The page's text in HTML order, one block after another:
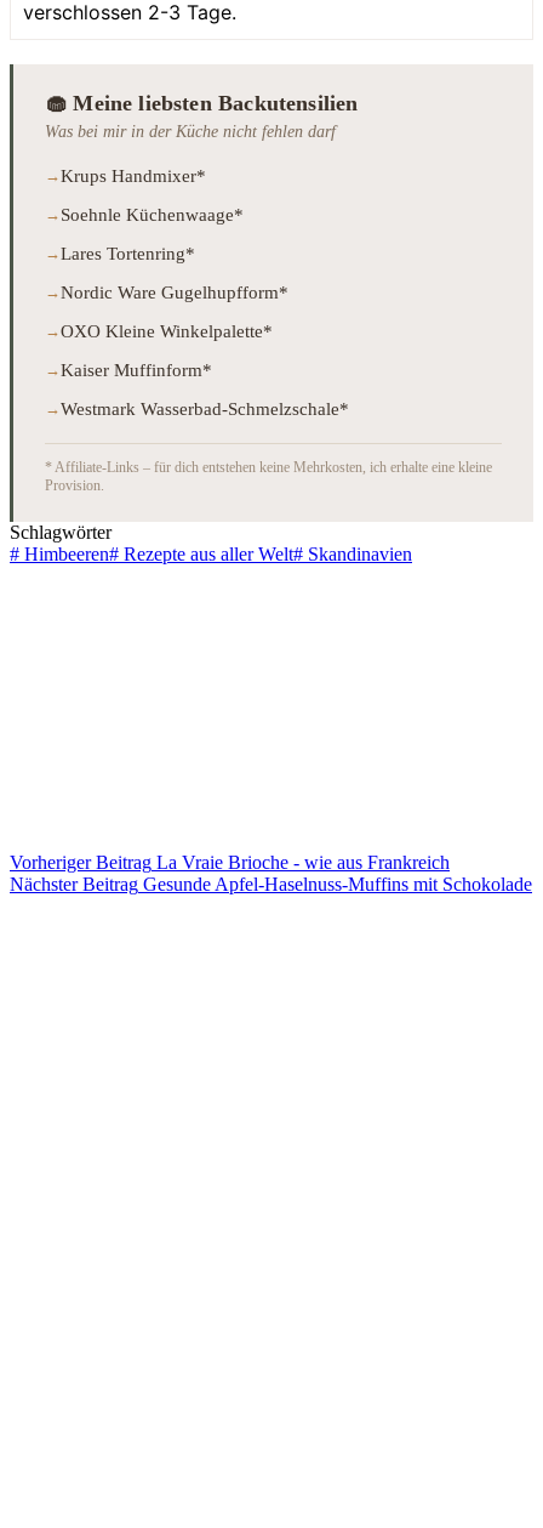
verschlossen 2-3 Tage.
🧁 Meine liebsten Backutensilien
Was bei mir in der Küche nicht fehlen darf
Krups Handmixer*
Soehnle Küchenwaage*
Lares Tortenring*
Nordic Ware Gugelhupfform*
OXO Kleine Winkelpalette*
Kaiser Muffinform*
Westmark Wasserbad-Schmelzschale*
* Affiliate-Links – für dich entstehen keine Mehrkosten, ich erhalte eine kleine
Provision.
Schlagwörter
# Himbeeren# Rezepte aus aller Welt# Skandinavien
VorherigerBeitrag La Vraie Brioche - wie aus Frankreich
NächsterBeitrag Gesunde Apfel-Haselnuss-Muffins mit Schokolade